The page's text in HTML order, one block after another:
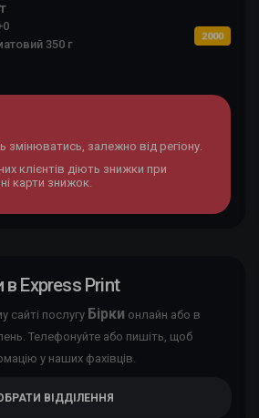
350 г
2000
змінюватись, залежно від регіону.
клієнтів діють знижки при
карти знижок.
в Express Print
сайті послугу Бірки онлайн або в
Телефонуйте або пишіть, щоб
у наших фахівців.
ВІДДІЛЕННЯ